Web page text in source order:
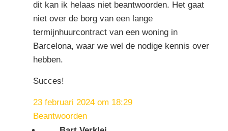
dit kan ik helaas niet beantwoorden. Het gaat
niet over de borg van een lange
termijnhuurcontract van een woning in
Barcelona, waar we wel de nodige kennis over
hebben.
Succes!
23 februari 2024 om 18:29
Beantwoorden